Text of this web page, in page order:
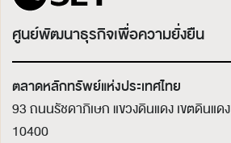
ศูนย์พัฒนาธุรกิจเพื่อความยั่งยืน
ตลาดหลักทรัพย์แห่งประเทศไทย
93 ถนนรัชดาภิเษก แขวงดินแดง เขตดินแดง
10400